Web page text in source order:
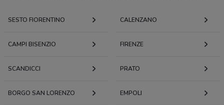
SESTO FIORENTINO CALENZANO
CAMPI BISENZIO FIRENZE
SCANDICCI PRATO
BORGO SAN LORENZO EMPOLI